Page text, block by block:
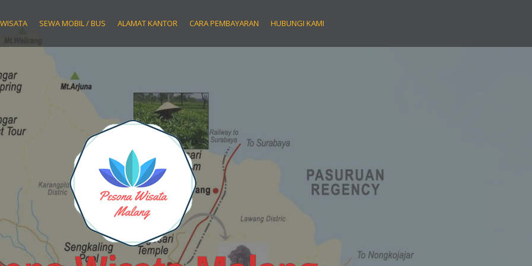
SEWA MOBIL / BUS ALAMAT KANTOR CARA PEMBAYARAN HUBUNGI KAMI